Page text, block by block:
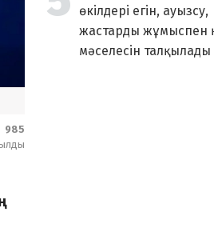
985
өкілдері егін, ауызсу,
жастарды жұмыспен
мәселесін талқылады